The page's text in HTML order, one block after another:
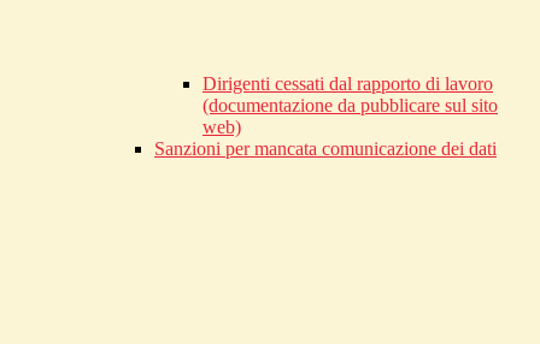
Dirigenti cessati dal rapporto di lavoro
(documentazione da pubblicare sul sito
web)
Sanzioni per mancata comunicazione dei dati